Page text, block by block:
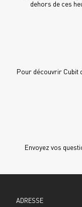
dehors de ces
Pour découvrir Cubit
Envoyez vos
ADRESSE